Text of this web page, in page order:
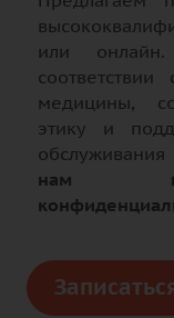
или
медицины,
этику и
обслуживания
нам